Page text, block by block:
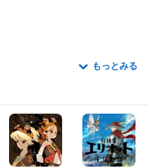
もっとみる